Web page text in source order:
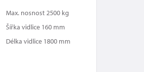
Max. nosnost 2500 kg
Šířka vidlice 160 mm
Délka vidlice 1800 mm